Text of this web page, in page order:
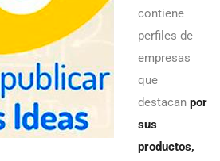
contiene
perfiles de
empresas
que
destacan por
sus
productos,